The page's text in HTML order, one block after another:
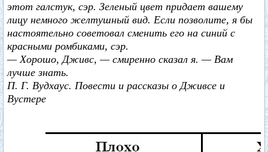
этот галстук, сэр. Зеленый цвет придает вашему
лицу немного желтушный вид. Если позволите, я бы
настоятельно советовал сменить его на синий с
красными ромбиками, сэр.
— Хорошо, Дживс, — смиренно сказал я. — Вам
лучше знать.
П. Г. Вудхаус. Повести и рассказы о Дживсе и
Вустере